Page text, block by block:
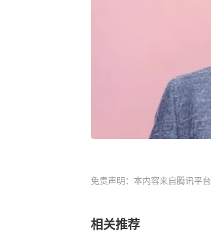
免责声明：本内容来自腾讯平
相关推荐